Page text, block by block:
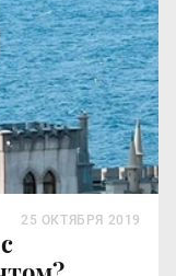
25 ОКТЯБРЯ 2019